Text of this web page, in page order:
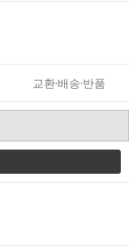
교환·배송·반품